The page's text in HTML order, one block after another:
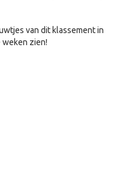
van dit klassement in
weken zien!